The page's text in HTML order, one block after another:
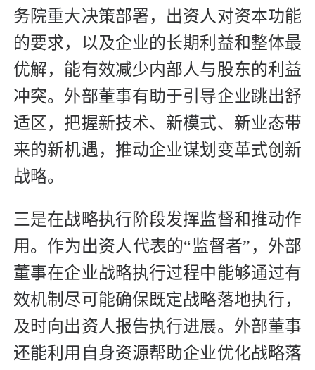
务院重大决策部署，出资人对资本功能
的要求，以及企业的长期利益和整体最
优解，能有效减少内部人与股东的利益
冲突。外部董事有助于引导企业跳出舒
适区，把握新技术、新模式、新业态带
来的新机遇，推动企业谋划变革式创新
战略。
三是在战略执行阶段发挥监督和推动作
用。作为出资人代表的“监督者”，外部
董事在企业战略执行过程中能够通过有
效机制尽可能确保既定战略落地执行，
及时向出资人报告执行进展。外部董事
还能利用自身资源帮助企业优化战略落